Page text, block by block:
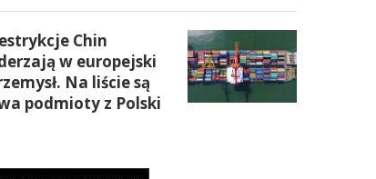
Chin
w europejski
Na liście są
podmioty z Polski